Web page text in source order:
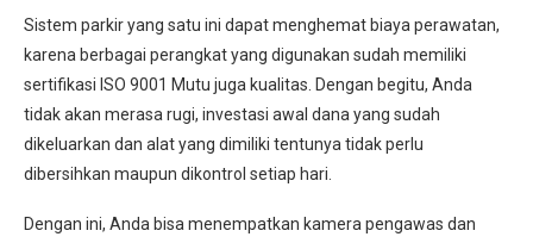
Sistem parkir yang satu ini dapat menghemat biaya perawatan,
karena berbagai perangkat yang digunakan sudah memiliki
sertifikasi ISO 9001 Mutu juga kualitas. Dengan begitu, Anda
tidak akan merasa rugi, investasi awal dana yang sudah
dikeluarkan dan alat yang dimiliki tentunya tidak perlu
dibersihkan maupun dikontrol setiap hari.
Dengan ini, Anda bisa menempatkan kamera pengawas dan